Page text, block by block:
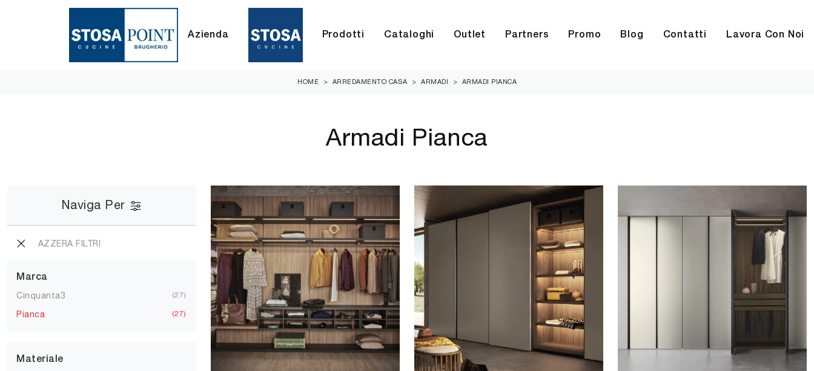
Azienda Prodotti Cataloghi Outlet Partners Promo Blog Contatti Lavora Con Noi
HOME > ARREDAMENTO CASA > ARMADI > ARMADI PIANCA
Armadi Pianca
Naviga Per
AZZERA FILTRI
Marca
Cinquanta3 27
Pianca 27
Materiale